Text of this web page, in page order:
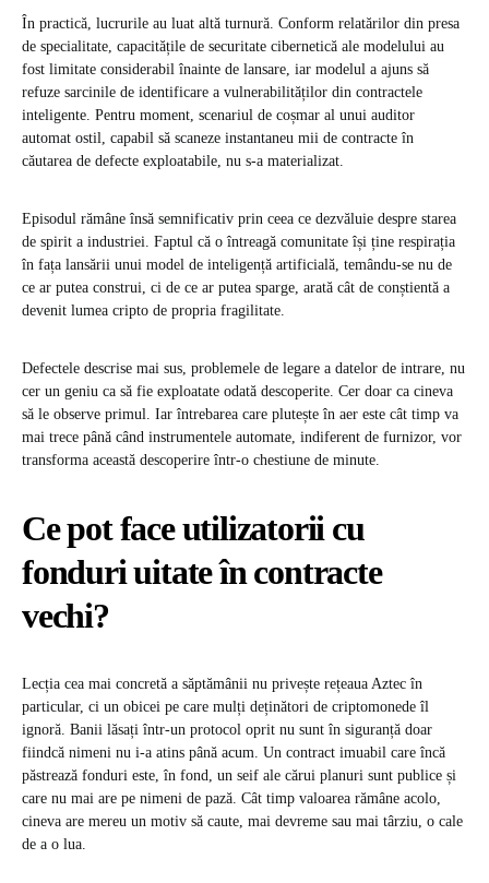
În practică, lucrurile au luat altă turnură. Conform relatărilor din presa
de specialitate, capacitățile de securitate cibernetică ale modelului au
fost limitate considerabil înainte de lansare, iar modelul a ajuns să
refuze sarcinile de identificare a vulnerabilităților din contractele
inteligente. Pentru moment, scenariul de coșmar al unui auditor
automat ostil, capabil să scaneze instantaneu mii de contracte în
căutarea de defecte exploatabile, nu s-a materializat.
Episodul rămâne însă semnificativ prin ceea ce dezvăluie despre starea
de spirit a industriei. Faptul că o întreagă comunitate își ține respirația
în fața lansării unui model de inteligență artificială, temându-se nu de
ce ar putea construi, ci de ce ar putea sparge, arată cât de conștientă a
devenit lumea cripto de propria fragilitate.
Defectele descrise mai sus, problemele de legare a datelor de intrare, nu
cer un geniu ca să fie exploatate odată descoperite. Cer doar ca cineva
să le observe primul. Iar întrebarea care plutește în aer este cât timp va
mai trece până când instrumentele automate, indiferent de furnizor, vor
transforma această descoperire într-o chestiune de minute.
Ce pot face utilizatorii cu
fonduri uitate în contracte
vechi?
Lecția cea mai concretă a săptămânii nu privește rețeaua Aztec în
particular, ci un obicei pe care mulți deținători de criptomonede îl
ignoră. Banii lăsați într-un protocol oprit nu sunt în siguranță doar
fiindcă nimeni nu i-a atins până acum. Un contract imuabil care încă
păstrează fonduri este, în fond, un seif ale cărui planuri sunt publice și
care nu mai are pe nimeni de pază. Cât timp valoarea rămâne acolo,
cineva are mereu un motiv să caute, mai devreme sau mai târziu, o cale
de a o lua.